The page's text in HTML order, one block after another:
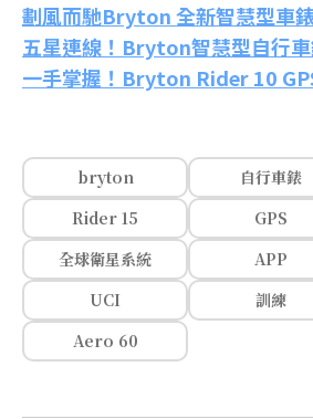
劃風而馳Bryton 全新智慧型車
五星連線！Bryton智慧型自行
一手掌握！Bryton Rider 10
bryton
自行車錶
Rider 15
GPS
全球衛星系統
APP
UCI
訓練
Aero 60